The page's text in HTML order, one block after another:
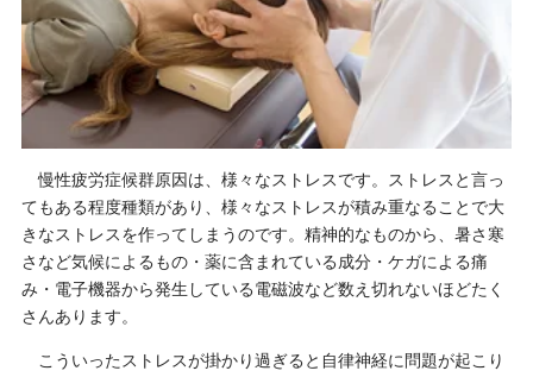
慢性疲労症候群原因は、様々なストレスです。ストレスと言っ
てもある程度種類があり、様々なストレスが積み重なることで大
きなストレスを作ってしまうのです。精神的なものから、暑さ寒
さなど気候によるもの・薬に含まれている成分・ケガによる痛
み・電子機器から発生している電磁波など数え切れないほどたく
さんあります。
こういったストレスが掛かり過ぎると自律神経に問題が起こり